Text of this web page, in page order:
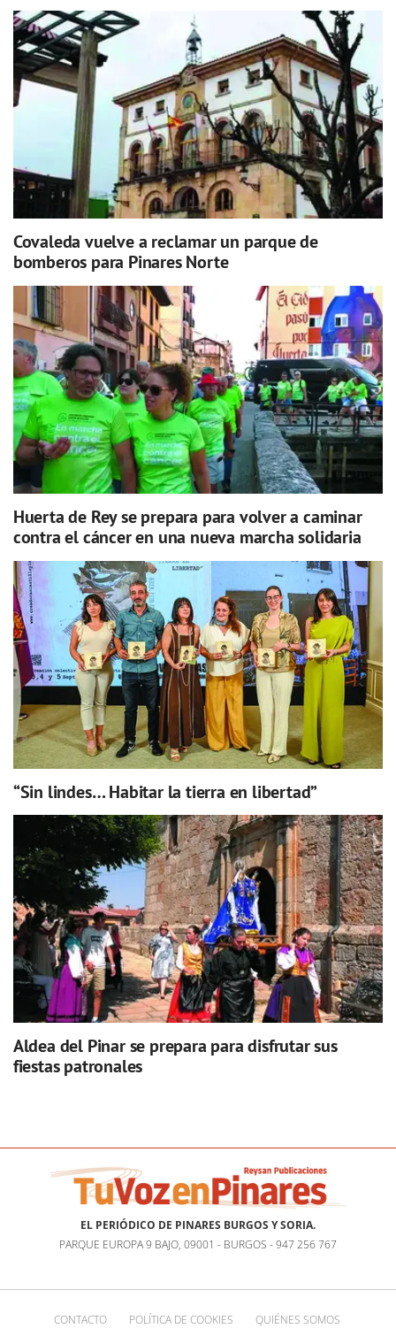
Covaleda vuelve a reclamar un parque de
bomberos para Pinares Norte
Huerta de Rey se prepara para volver a caminar
contra el cáncer en una nueva marcha solidaria
“Sin lindes… Habitar la tierra en libertad”
Aldea del Pinar se prepara para disfrutar sus
fiestas patronales
EL PERIÓDICO DE PINARES BURGOS Y SORIA.
PARQUE EUROPA 9 BAJO, 09001 - BURGOS - 947 256 767
CONTACTO POLÍTICA DE COOKIES QUIÉNES SOMOS